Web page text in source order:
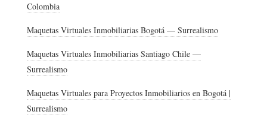
Colombia
Maquetas Virtuales Inmobiliarias Bogotá — Surrealismo
Maquetas Virtuales Inmobiliarias Santiago Chile —
Surrealismo
Maquetas Virtuales para Proyectos Inmobiliarios en Bogotá |
Surrealismo